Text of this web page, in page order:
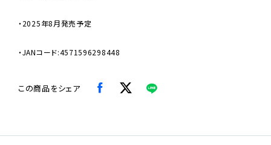
・2025年8月発売予定
・JANコード:4571596298448
この商品をシェア